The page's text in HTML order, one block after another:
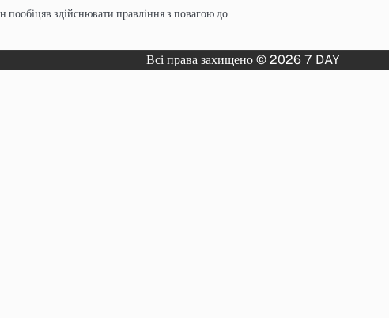
пообіцяв здійснювати правління з повагою до
Всі права захищено © 2026 7 DAY